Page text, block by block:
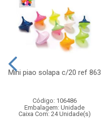
Mini piao solapa c/20 ref 863
Código: 106486
Embalagem: Unidade
Caixa Com: 24 Unidade(s)